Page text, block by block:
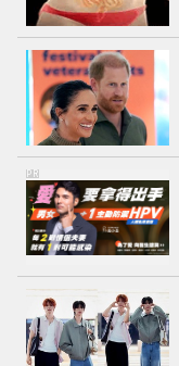
PR